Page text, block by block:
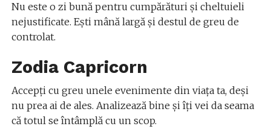
Nu este o zi bună pentru cumpărături și cheltuieli
nejustificate. Ești mână largă și destul de greu de
controlat.
Zodia Capricorn
Accepți cu greu unele evenimente din viața ta, deși
nu prea ai de ales. Analizează bine și îți vei da seama
că totul se întâmplă cu un scop.